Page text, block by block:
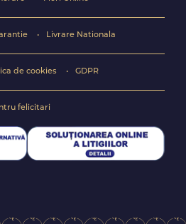
Livrare Nationala
de cookies GDPR
felicitari